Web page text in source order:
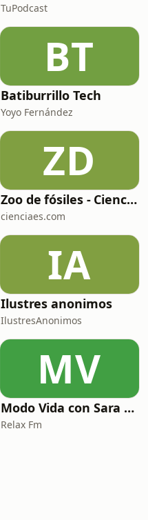
TuPodcast
BT
Batiburrillo Tech
Yoyo Fernández
ZD
Zoo de fósiles - Cienciaes.com
cienciaes.com
IA
Ilustres anonimos
IlustresAnonimos
MV
Modo Vida con Sara Manzaneque
Relax Fm